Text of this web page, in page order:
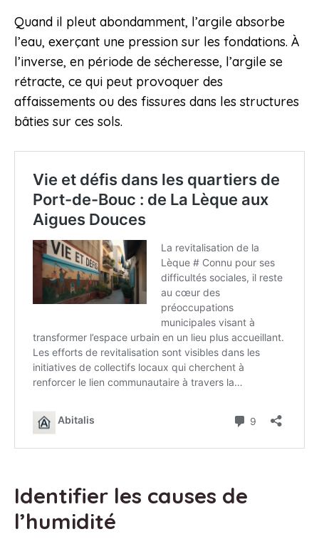
Quand il pleut abondamment, l’argile absorbe
l’eau, exerçant une pression sur les fondations. À
l’inverse, en période de sécheresse, l’argile se
rétracte, ce qui peut provoquer des
affaissements ou des fissures dans les structures
bâties sur ces sols.
Identifier les causes de
l’humidité